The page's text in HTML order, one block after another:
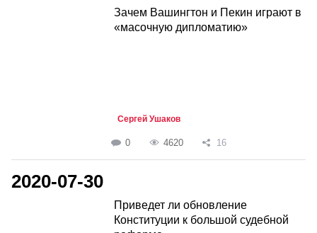
Зачем Вашингтон и Пекин играют в
«масочную дипломатию»
Сергей Ушаков
0 4620 16
2020-07-30
Приведет ли обновление
Конституции к большой судебной